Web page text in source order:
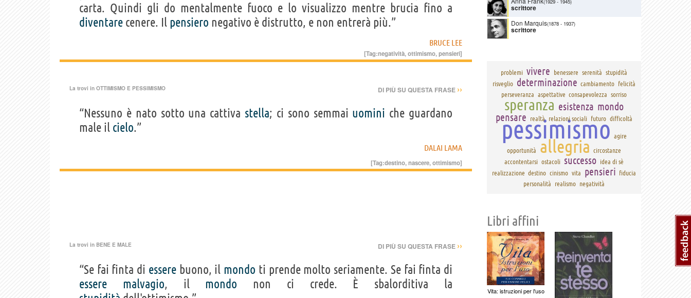
carta. Quindi gli do mentalmente fuoco e lo visualizzo mentre brucia fino a
diventare cenere. Il pensiero negativo è distrutto, e non entrerà più.”
BRUCE LEE
[Tag:negatività,ottimismo,pensieri]
La trovi in OTTIMISMO E PESSIMISMO DI PIÙ SU QUESTA FRASE ››
“Nessuno è nato sotto una cattiva stella; ci sono semmai uomini che guardano
male il cielo.”
DALAI LAMA
[Tag:destino,nascere,ottimismo]
La trovi in BENE E MALE DI PIÙ SU QUESTA FRASE ››
“Se fai finta di esserebuono, il mondo ti prende molto seriamente. Se fai finta di
essere
malvagio, il mondo non ci crede. È sbalorditiva la
scrittore
Don Marquis(1878 - 1937)
scrittore
problemi vivere benessere serenità stupidità
risveglio determinazione cambiamento felicità
perseveranza aspettative consapevolezza sorriso
speranza esistenza mondo
pensare
realtà relazioni sociali futuro difficoltà
pessimismo agire
opportunità
allegria circostanze
accontentarsi ostacoli successo idea di sè
realizzazione destino cinismo vita pensieri fiducia
personalità
realismo negatività
Libri affini
Vita: istruzioni per l'uso